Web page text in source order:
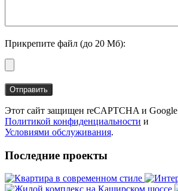
Прикрепите файл (до 20 Мб):
Этот сайт защищен reCAPTCHA и Google
Политикой конфиденциальности и
Условиями обслуживания.
Последние проекты